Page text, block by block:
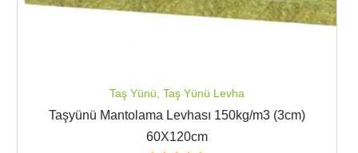
Taş Yünü Taş Yünü Levha
Taşyünü Mantolama Levhası 150kg/m3 (3cm)
60X120cm